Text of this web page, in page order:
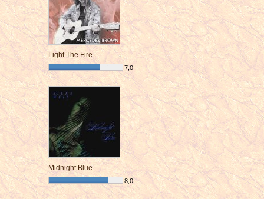
Light The Fire
7,0
¯¯¯¯¯¯¯¯¯¯¯¯¯¯¯¯¯¯¯¯¯¯¯¯
Midnight Blue
8,0
¯¯¯¯¯¯¯¯¯¯¯¯¯¯¯¯¯¯¯¯¯¯¯¯